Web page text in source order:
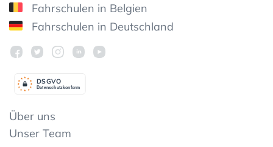
Fahrschulen in Belgien
Fahrschulen in Deutschland
Datenschutzkonform
DSGVO
Über uns
Unser Team